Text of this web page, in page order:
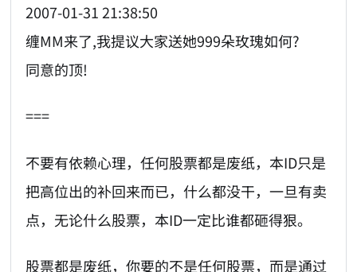
2007-01-31 21:38:50
缠MM来了,我提议大家送她999朵玫瑰如何?
同意的顶!
===
不要有依赖心理，任何股票都是废纸，本ID只是
把高位出的补回来而已，什么都没干，一旦有卖
点，无论什么股票，本ID一定比谁都砸得狠。
股票都是废纸，你要的不是任何股票，而是通过